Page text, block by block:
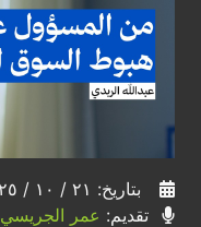
بتاريخ: ٢١ / ١٠ / ٢٠٢٥
تقديم: عمر الجريسي